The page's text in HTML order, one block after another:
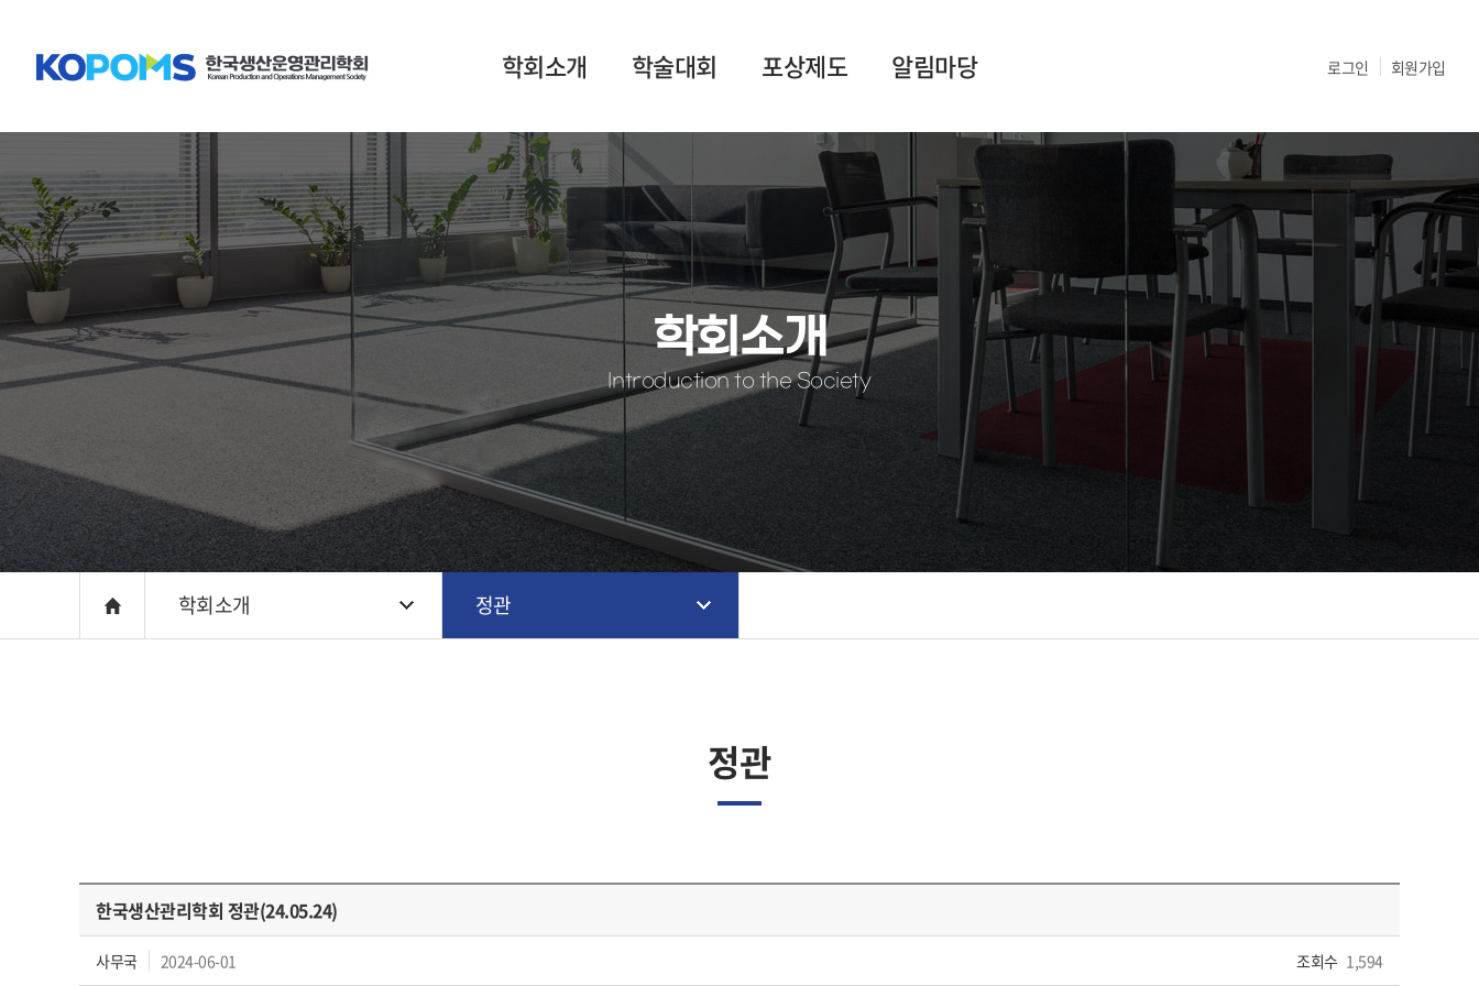
학회소개 학술대회 포상제도 알림마당 로그인 회원가입
학회소개
Introduction to the Society
학회소개 정관
정관
한국생산관리학회 정관(24.05.24)
사무국 2024-06-01 조회수 1,594